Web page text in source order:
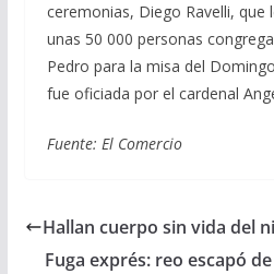
ceremonias, Diego Ravelli, que
unas 50 000 personas
Pedro para la misa del
fue oficiada por el cardenal
Fuente: El Comercio
Hallan cuerpo sin vida del
Fuga exprés: reo escapó